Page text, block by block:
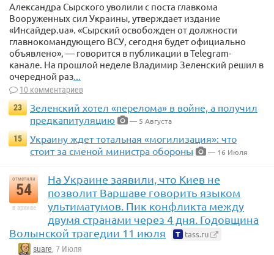
Александра Сырского уволили с поста главкома
Вооруженных сил Украины, утверждает издание
«Инсайдер.ua». «Сырский освобожден от должности
главнокомандующего ВСУ, сегодня будет официально
объявлено», — говорится в публикации в Telegram-
канале. На прошлой неделе Владимир Зеленский решил в
очередной раз...
10 комментариев
23
Зеленский хотел «перелома» в войне, а получил
предкапитуляцию
— 5 Августа
15
Украину ждет тотальная «могилизация»: что
стоит за сменой министра обороны
— 16 Июля
отметили
54
в архиве
На Украине заявили, что Киев не
позволит Варшаве говорить языком
ультиматумов. Пик конфликта между
двумя странами через 4 дня. Годовщина
Волынской трагедии 11 июля
tass.ru
suare, 7 Июля